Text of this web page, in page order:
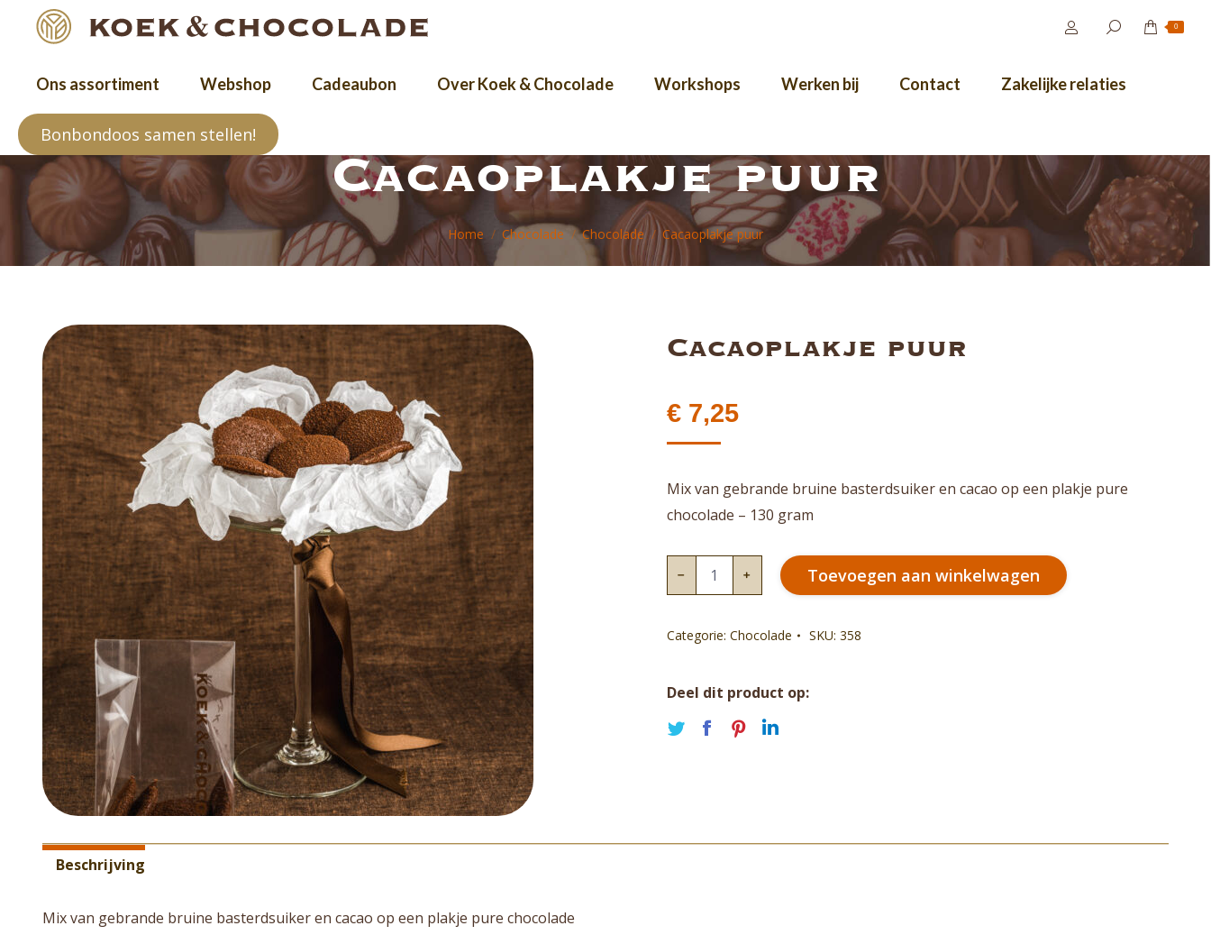
0
Ons assortiment Webshop Cadeaubon Over Koek & Chocolade Workshops Werken bij Contact Zakelijke relaties
Bonbondoos samen stellen!
Cacaoplakje puur
Je bent hier:
Home Chocolade Chocolade Cacaoplakje puur
Cacaoplakje puur
€7,25
Mix van gebrande bruine basterdsuiker en cacao op een plakje pure
chocolade – 130 gram
Cacaoplakje
puur
Toevoegen aan winkelwagen
Categorie: Chocolade SKU: 358
Deel dit product op:
Deel Deel Deel
Beschrijving
Mix van gebrande bruine basterdsuiker en cacao op een plakje pure chocolade